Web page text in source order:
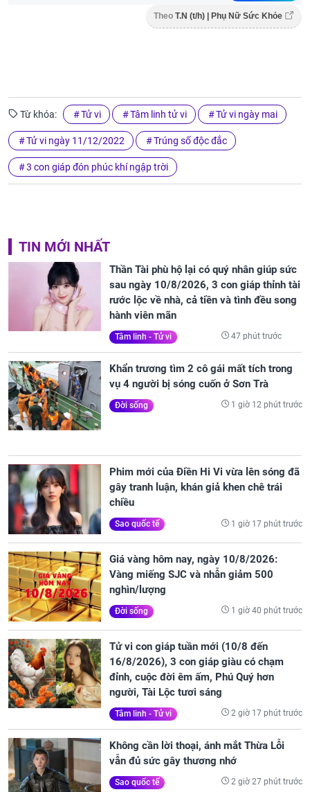
Theo T.N (t/h) | Phụ Nữ Sức Khỏe
Từ khóa: Tử vi Tâm linh tử vi Tử vi ngày mai
Tử vi ngày 11/12/2022 Trúng số độc đắc
3 con giáp đón phúc khí ngập trời
TIN MỚI NHẤT
Thần Tài phù hộ lại có quý nhân giúp sức
sau ngày 10/8/2026, 3 con giáp thỉnh tài
rước lộc về nhà, cả tiền và tình đều song
hành viên mãn
Tâm linh - Tử vi 47 phút trước
Khẩn trương tìm 2 cô gái mất tích trong
vụ 4 người bị sóng cuốn ở Sơn Trà
Đời sống 1 giờ 12 phút trước
Phim mới của Điền Hi Vi vừa lên sóng đã
gây tranh luận, khán giả khen chê trái
chiều
Sao quốc tế 1 giờ 17 phút trước
Giá vàng hôm nay, ngày 10/8/2026:
Vàng miếng SJC và nhẫn giảm 500
nghìn/lượng
Đời sống 1 giờ 40 phút trước
Tử vi con giáp tuần mới (10/8 đến
16/8/2026), 3 con giáp giàu có chạm
đỉnh, cuộc đời êm ấm, Phú Quý hơn
người, Tài Lộc tươi sáng
Tâm linh - Tử vi 2 giờ 17 phút trước
Không cần lời thoại, ánh mắt Thừa Lỗi
vẫn đủ sức gây thương nhớ
Sao quốc tế 2 giờ 27 phút trước